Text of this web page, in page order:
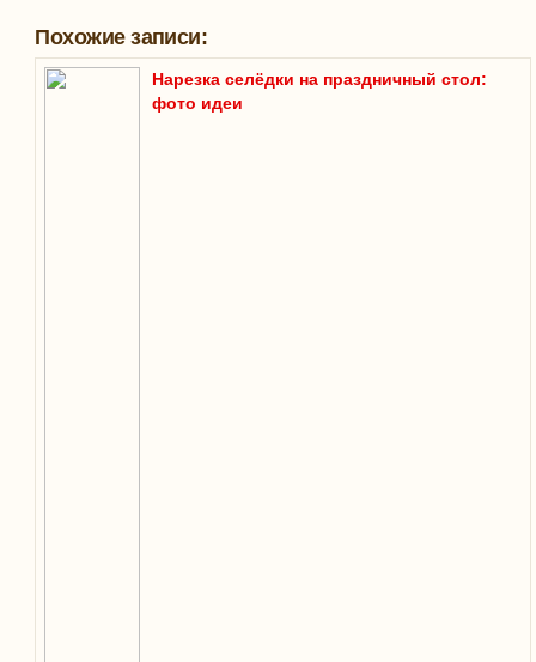
Похожие записи:
Нарезка селёдки на праздничный стол:
фото идеи